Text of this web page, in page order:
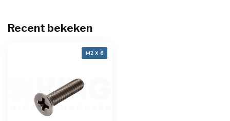
Recent bekeken
M2 X 6